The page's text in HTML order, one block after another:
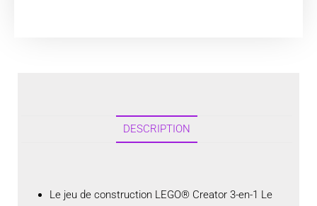
DESCRIPTION
Le jeu de construction LEGO® Creator 3-en-1 Le